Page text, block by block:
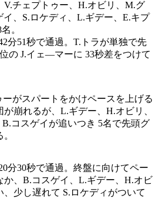
V.チェプトゥー、H.オビリ、M.グ
イ、S.ロケディ、L.ギデー、E.キプ
。
分51秒で通過。T.トラが単独で先
の J.イェ―マーに 33秒差をつけて
ーがスパートをかけペースを上げる
が崩れるが、L.ギデー、H.オビリ、
B.コスゲイが追いつき 5名で先頭グ
分30秒で通過。終盤に向けてペー
か、B.コスゲイ、L.ギデー、H.オビ
、少し遅れて S.ロケディがついて